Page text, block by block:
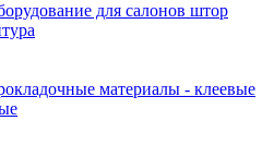
для салонов штор
материалы - клеевые